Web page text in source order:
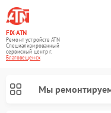
FIX-ATN
Ремонт устройств ATN
Специализированный
cервисный центр г.
Благовещенск
Мы